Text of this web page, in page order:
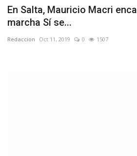
En Salta, Mauricio Macri
marcha Sí se...
Redaccion Oct 11, 2019 0 1507